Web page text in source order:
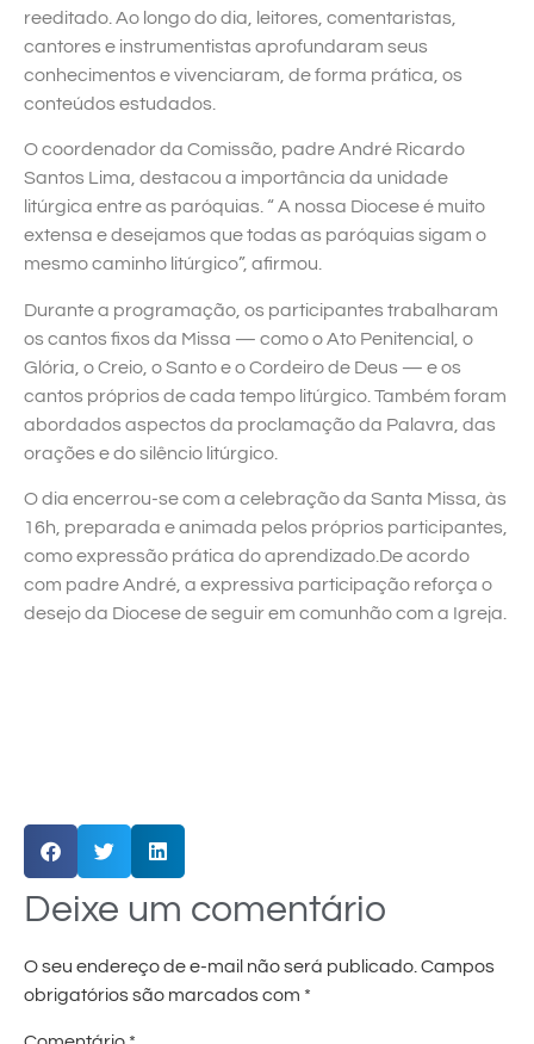
reeditado. Ao longo do dia, leitores, comentaristas,
cantores e instrumentistas aprofundaram seus
conhecimentos e vivenciaram, de forma prática, os
conteúdos estudados.
O coordenador da Comissão, padre André Ricardo
Santos Lima, destacou a importância da unidade
litúrgica entre as paróquias. “ A nossa Diocese é muito
extensa e desejamos que todas as paróquias sigam o
mesmo caminho litúrgico”, afirmou.
Durante a programação, os participantes trabalharam
os cantos fixos da Missa — como o Ato Penitencial, o
Glória, o Creio, o Santo e o Cordeiro de Deus — e os
cantos próprios de cada tempo litúrgico. Também foram
abordados aspectos da proclamação da Palavra, das
orações e do silêncio litúrgico.
O dia encerrou-se com a celebração da Santa Missa, às
16h, preparada e animada pelos próprios participantes,
como expressão prática do aprendizado.De acordo
com padre André, a expressiva participação reforça o
desejo da Diocese de seguir em comunhão com a Igreja.
Deixe um comentário
O seu endereço de e-mail não será publicado. Campos
obrigatórios são marcados com *